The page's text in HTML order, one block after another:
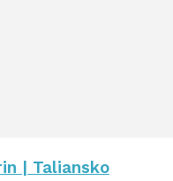
| Taliansko